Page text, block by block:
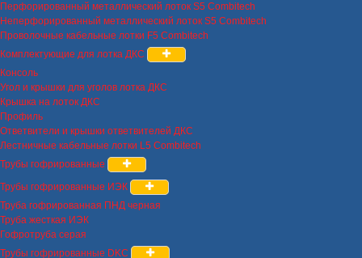
Перфорированный металлический лоток S5 Combitech
Неперфорированный металлический лоток S5 Combitech
Проволочные кабельные лотки F5 Combitech
Комплектующие для лотка ДКС
Консоль
Угол и крышки для уголов лотка ДКС
Крышка на лоток ДКС
Профиль
Ответвители и крышки ответвителей ДКС
Лестничные кабельные лотки L5 Combitech
Трубы гофрированные
Трубы гофрированные ИЭК
Труба гофрированная ПНД черная
Труба жесткая ИЭК
Гофротруба серая
Трубы гофрированные DKC